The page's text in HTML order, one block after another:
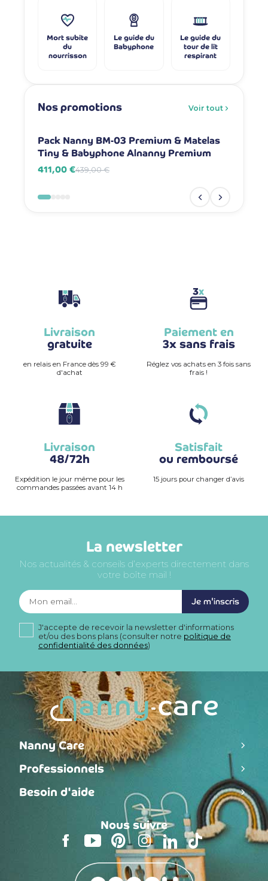
Mort subite
du
nourrisson
Le guide du
Babyphone
Le guide du
tour de lit
respirant
Nos promotions Voir tout
Pack Nanny BM-03 Premium & Matelas
Tiny & Babyphone Alnanny Premium
411,00 €439,00 €
Livraison
gratuite
en relais en France dès 99 €
d'achat
Paiement en
3x sans frais
Réglez vos achats en 3 fois sans
frais !
Livraison
48/72h
Expédition le jour même pour les
commandes passées avant 14 h
Satisfait
ou remboursé
15 jours pour changer d’avis
La newsletter
Nos actualités & conseils d’experts directement dans
votre boîte mail !
Je m'inscris
J'accepte de recevoir la newsletter d'informations
et/ou des bons plans (consulter notre politique de
confidentialité des données)
Nanny Care
Professionnels
Besoin d'aide
Nous suivre